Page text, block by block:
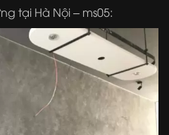
tại Hà Nội – ms05: